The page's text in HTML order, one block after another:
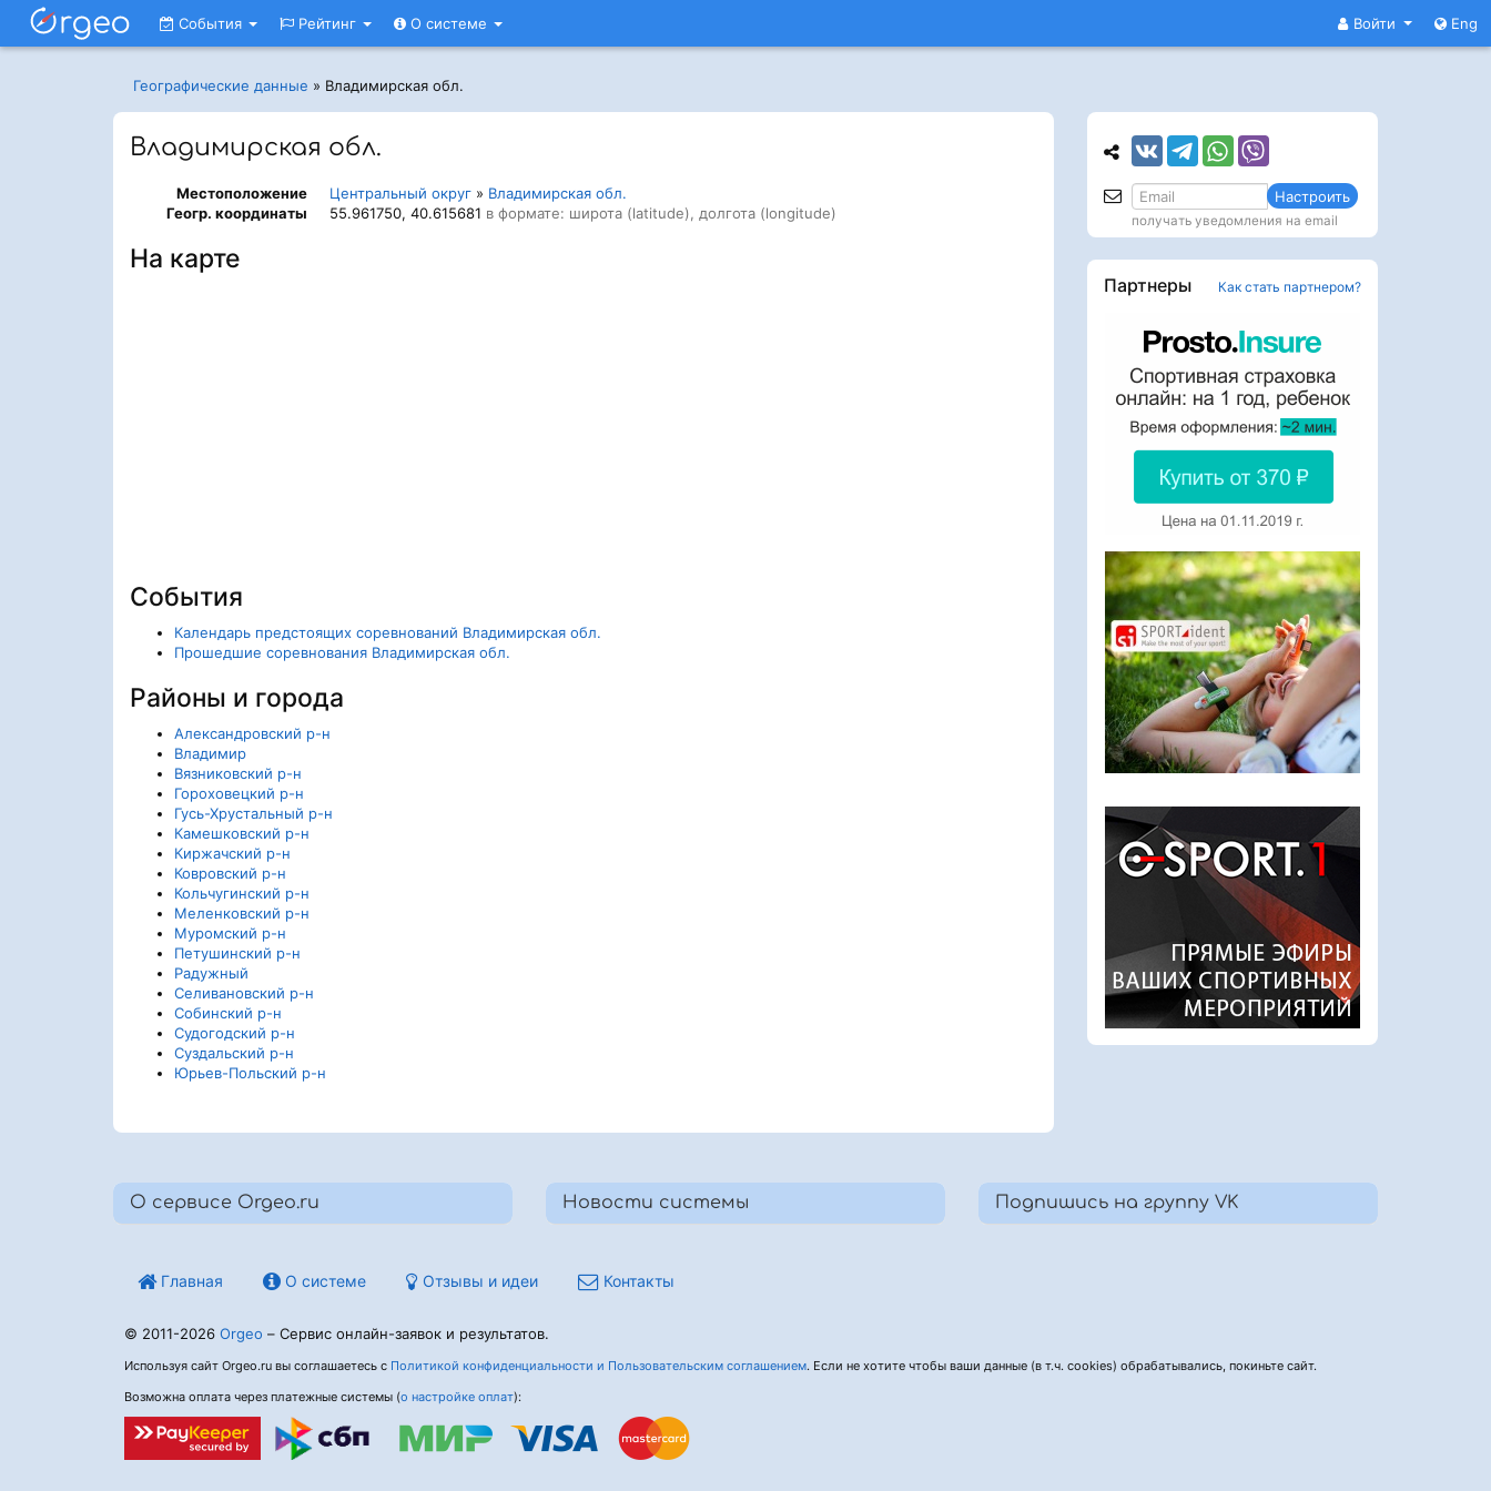
Войти Eng
События Рейтинг О системе
Географические данные » Владимирская обл.
Владимирская обл.
Местоположение Центральный округ » Владимирская обл.
Геогр. координаты
55.961750, 40.615681 в формате: широта (latitude), долгота (longitude)
На карте
События
Календарь предстоящих соревнований Владимирская обл.
Прошедшие соревнования Владимирская обл.
Районы и города
Александровский р-н
Владимир
Вязниковский р-н
Гороховецкий р-н
Гусь-Хрустальный р-н
Камешковский р-н
Киржачский р-н
Ковровский р-н
Кольчугинский р-н
Меленковский р-н
Муромский р-н
Петушинский р-н
Радужный
Селивановский р-н
Собинский р-н
Судогодский р-н
Суздальский р-н
Юрьев-Польский р-н
Настроить
получать уведомления на email
Партнеры Как стать партнером?
О сервисе Orgeo.ru Новости системы Подпишись на группу VK
Главная О системе Отзывы и идеи Контакты
© 2011-2026 Orgeo – Сервис онлайн-заявок и результатов.
Используя сайт Orgeo.ru вы соглашаетесь с Политикой конфиденциальности и Пользовательским соглашением. Если не хотите чтобы ваши данные (в т.ч. cookies) обрабатывались, покиньте сайт.
Возможна оплата через платежные системы (о настройке оплат):